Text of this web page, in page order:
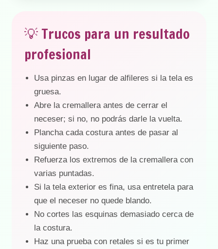
💡 Trucos para un resultado
profesional
Usa pinzas en lugar de alfileres si la tela es
gruesa.
Abre la cremallera antes de cerrar el
neceser; si no, no podrás darle la vuelta.
Plancha cada costura antes de pasar al
siguiente paso.
Refuerza los extremos de la cremallera con
varias puntadas.
Si la tela exterior es fina, usa entretela para
que el neceser no quede blando.
No cortes las esquinas demasiado cerca de
la costura.
Haz una prueba con retales si es tu primer